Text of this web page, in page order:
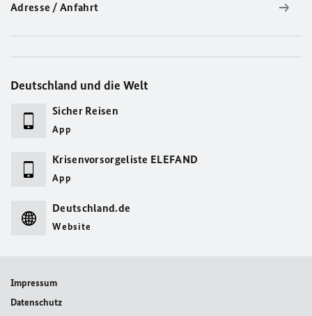
Adresse / Anfahrt
Deutschland und die Welt
Sicher Reisen
App
Krisenvorsorgeliste ELEFAND
App
Deutschland.de
Website
Impressum
Datenschutz